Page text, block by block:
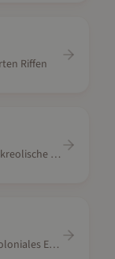
Riffen
Karibische Strände und britisch-kreolische Kultur
Karibische Traumstrände und koloniales Erbe